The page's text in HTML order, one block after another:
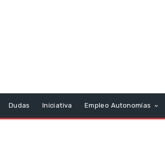
Dudas Iniciativa Empleo Autonomías